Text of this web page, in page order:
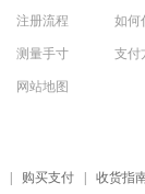
注册流程
测量手寸
网站地图
如何
支付
购买支付 收货指